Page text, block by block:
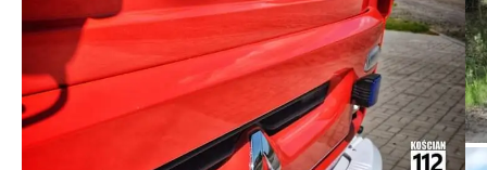
Foto.Dawid Chmielewski